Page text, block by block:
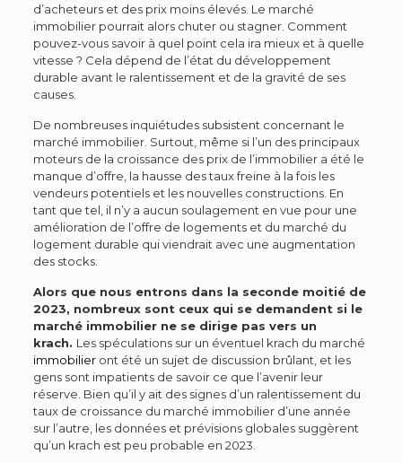
d’acheteurs et des prix moins élevés. Le marché
immobilier pourrait alors chuter ou stagner. Comment
pouvez-vous savoir à quel point cela ira mieux et à quelle
vitesse ? Cela dépend de l’état du développement
durable avant le ralentissement et de la gravité de ses
causes.
De nombreuses inquiétudes subsistent concernant le
marché immobilier. Surtout, même si l’un des principaux
moteurs de la croissance des prix de l’immobilier a été le
manque d’offre, la hausse des taux freine à la fois les
vendeurs potentiels et les nouvelles constructions. En
tant que tel, il n’y a aucun soulagement en vue pour une
amélioration de l’offre de logements et du marché du
logement durable qui viendrait avec une augmentation
des stocks.
Alors que nous entrons dans la seconde moitié de
2023, nombreux sont ceux qui se demandent si le
marché immobilier ne se dirige pas vers un
krach. Les spéculations sur un éventuel krach du marché
immobilieront été un sujet de discussion brûlant, et les
gens sont impatients de savoir ce que l’avenir leur
réserve. Bien qu’il y ait des signes d’un ralentissement du
taux de croissance du marché immobilier d’une année
sur l’autre, les données et prévisions globales suggèrent
qu’un krach est peu probable en 2023.